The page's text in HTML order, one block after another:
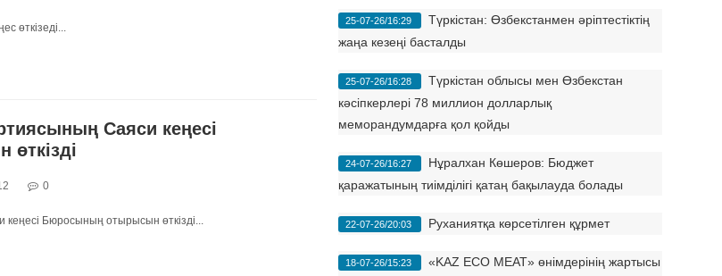
өткізеді...
Саяси кеңесі
0
Бюросының отырысын өткізді...
25-07-26/16:29
Түркістан: Өзбекстанмен әріптестіктің
жаңа кезеңі басталды
25-07-26/16:28
Түркістан облысы мен Өзбекстан
кәсіпкерлері 78 миллион долларлық
меморандумдарға қол қойды
24-07-26/16:27
Нұралхан Көшеров: Бюджет
қаражатының тиімділігі қатаң бақылауда болады
22-07-26/20:03 Руханиятқа көрсетілген құрмет
18-07-26/15:23
«KAZ ECO MEAT» өнімдерінің жартысы